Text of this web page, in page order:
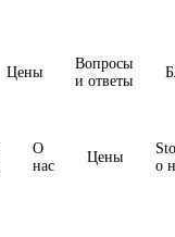
Цены
Вопросы
и ответы
О
нас
Цены
о